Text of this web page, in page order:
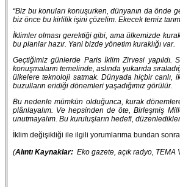
“Biz bu konuları konuşurken, dünyanın da önde
biz önce bu kirlilik işini çözelim. Ekecek temiz
İklimler olması gerektiği gibi, ama ülkemizde
bu planlar hazır. Yani bizde yönetim kuraklığı var.
Geçtiğimiz günlerde Paris İklim Zirvesi yapıldı.
konuşmaların temelinde, aslında yukarıda
ülkelere teknoloji satmak. Dünyada hiçbir canlı,
buzulların eridiği dönemleri yaşadığımız görülür.
Bu nedenle mümkün olduğunca, kurak
plânlayalım. Ve hepsinden de öte, Birleşmiş
unutmayalım. Bu kuruluşların hedefi,
İklim değişikliği ile ilgili yorumlarıma bundan
(Alıntı Kaynaklar: Eko gazete, açık radyo,